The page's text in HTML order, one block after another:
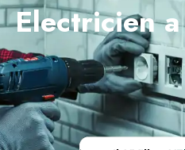
Electricien